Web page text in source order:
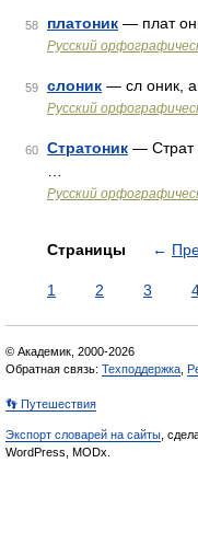
58 платоник — плат
Русский
59 слоник — сл оник, а
Русский
60 Стратоник — Страт
Русский
Страницы ←
1 2 3
© Академик, 2000-2026
Обратная связь: Техподдержка
👣 Путешествия
Экспорт словарей на сайты ,
WordPress, MODx.